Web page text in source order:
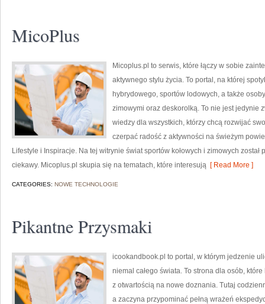
MicoPlus
Micoplus.pl to serwis, które łączy w sobie
aktywnego stylu życia. To portal, na której
hybrydowego, sportów lodowych, a także
zimowymi oraz deskorolką. To nie jest jedynie
wiedzy dla wszystkich, którzy chcą rozwijać
czerpać radość z aktywności na świeżym
Lifestyle i Inspiracje. Na tej witrynie świat sportów kołowych i zimowych
ciekawy. Micoplus.pl skupia się na tematach, które interesują [ Read More ]
CATEGORIES: NOWE TECHNOLOGIE
Pikantne Przysmaki
icookandbook.pl to portal, w którym jedzenie
niemal całego świata. To strona dla osób,
z otwartością na nowe doznania. Tutaj
a zaczyna przypominać pełną wrażeń